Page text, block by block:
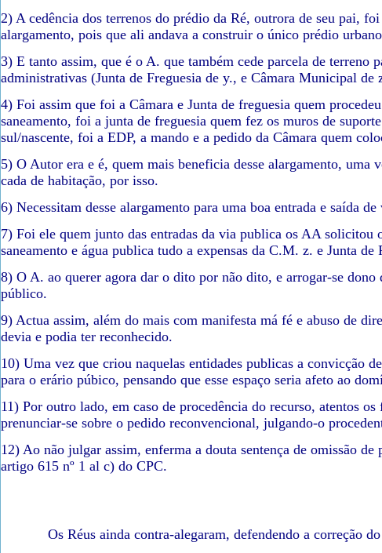
2) A cedência dos terrenos do prédio da Ré, outrora de seu pai,
alargamento, pois que ali andava a construir o único prédio
3) E tanto assim, que é o A. que também cede parcela de terreno
administrativas (Junta de Freguesia de y., e Câmara Municipal de
4) Foi assim que foi a Câmara e Junta de freguesia quem
saneamento, foi a junta de freguesia quem fez os muros de
sul/nascente, foi a EDP, a mando e a pedido da Câmara quem
5) O Autor era e é, quem mais beneficia desse alargamento,
cada de habitação, por isso.
6) Necessitam desse alargamento para uma boa entrada e saída de
7) Foi ele quem junto das entradas da via publica os AA
saneamento e água publica tudo a expensas da C.M. z. e Junta de
8) O A. ao querer agora dar o dito por não dito, e arrogar-se
público.
9) Actua assim, além do mais com manifesta má fé e abuso de
devia e podia ter reconhecido.
10) Uma vez que criou naquelas entidades publicas a convicção
para o erário púbico, pensando que esse espaço seria afeto ao
11) Por outro lado, em caso de procedência do recurso, atentos
prenunciar-se sobre o pedido reconvencional, julgando-o
12) Ao não julgar assim, enferma a douta sentença de omissão
artigo 615 nº 1 al c) do CPC.
Os Réus ainda contra-alegaram, defendendo a correção do